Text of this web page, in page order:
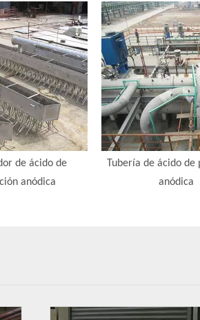
de ácido de
anódica
Tubería de ácido
anódica